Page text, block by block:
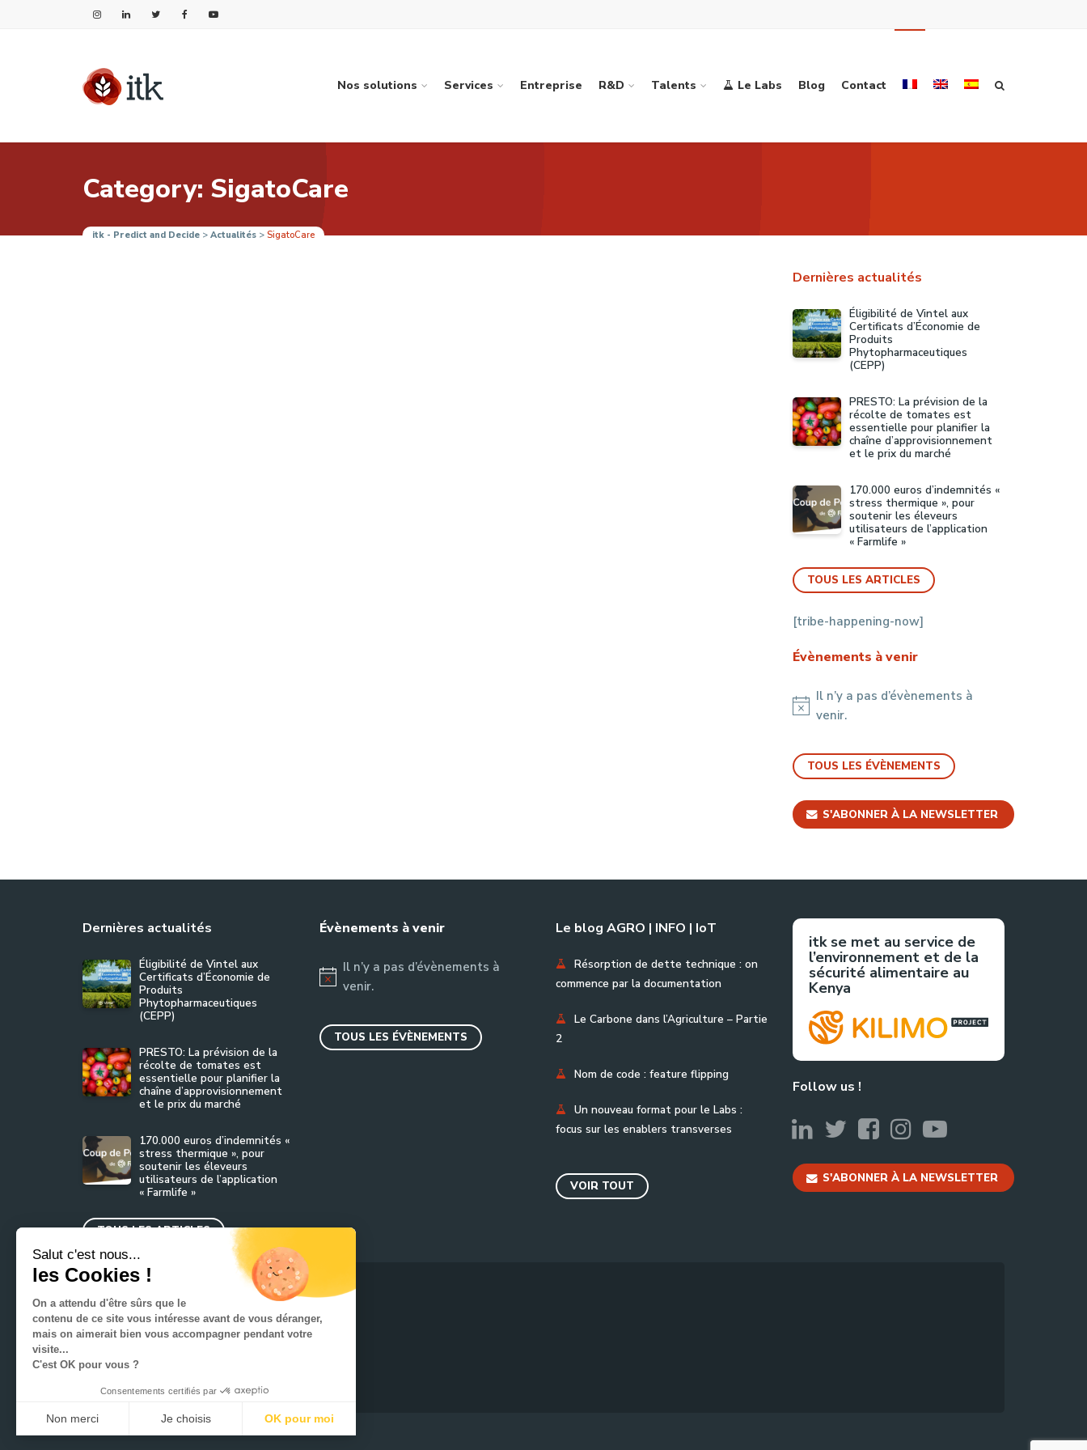
Nos solutions Services Entreprise R&D Talents Le Labs Blog Contact
Category: SigatoCare
itk - Predict and Decide > Actualités > SigatoCare
Dernières actualités
Éligibilité de Vintel aux
Certificats d’Économie de
Produits
Phytopharmaceutiques
(CEPP)
PRESTO: La prévision de la
récolte de tomates est
essentielle pour planifier la
chaîne d’approvisionnement
et le prix du marché
170.000 euros d’indemnités «
stress thermique », pour
soutenir les éleveurs
utilisateurs de l’application
« Farmlife »
TOUS LES ARTICLES
[tribe-happening-now]
Évènements à venir
Notice
Il n’y a pas d’évènements à
venir.
TOUS LES ÉVÈNEMENTS
S'ABONNER À LA NEWSLETTER
Dernières actualités
Éligibilité de Vintel aux
Certificats d’Économie de
Produits
Phytopharmaceutiques
(CEPP)
PRESTO: La prévision de la
récolte de tomates est
essentielle pour planifier la
chaîne d’approvisionnement
et le prix du marché
170.000 euros d’indemnités «
stress thermique », pour
soutenir les éleveurs
utilisateurs de l’application
« Farmlife »
TOUS LES ARTICLES
Évènements à venir
Notice
Il n’y a pas d’évènements à
venir.
TOUS LES ÉVÈNEMENTS
Le blog AGRO | INFO | IoT
Résorption de dette technique : on
commence par la documentation
Le Carbone dans l’Agriculture – Partie
2
Nom de code : feature flipping
Un nouveau format pour le Labs :
focus sur les enablers transverses
VOIR TOUT
itk se met au service de
l’environnement et de la
sécurité alimentaire au
Kenya
Follow us !
S'ABONNER À LA NEWSLETTER
Presse
Contactez-nous
Plan du site
Salut c'est nous...
les Cookies !
On a attendu d'être sûrs que le
contenu de ce site vous intéresse avant de vous déranger,
mais on aimerait bien vous accompagner pendant votre
visite...
C'est OK pour vous ?
Consentements certifiés par
Non merci Je choisis OK pour moi